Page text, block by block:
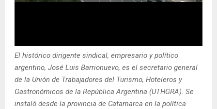
El histórico dirigente sindical, empresario y político
argentino, José Luis Barrionuevo, es el secretario general
de la Unión de Trabajadores del Turismo, Hoteleros y
Gastronómicos de la República Argentina (UTHGRA). Se
instaló desde la provincia de Catamarca en la política